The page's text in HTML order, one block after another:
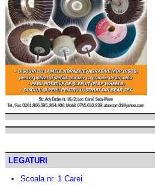
LEGATURI
Scoala nr. 1 Carei